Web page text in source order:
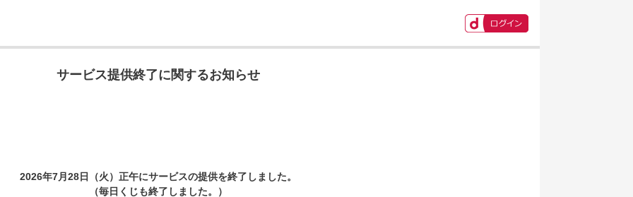
サービス提供終了に関するお知らせ
2026年7月28日（火）正午にサービスの提供を終了しました。
（毎日くじも終了しました。）